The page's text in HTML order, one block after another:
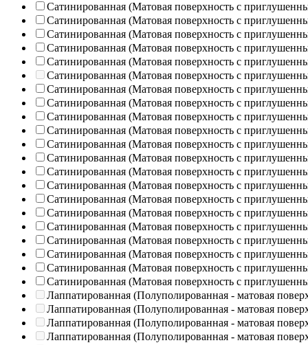
Сатинированная (Матовая поверхность с
Сатинированная (Матовая поверхность с
Сатинированная (Матовая поверхность с
Сатинированная (Матовая поверхность с
Сатинированная (Матовая поверхность с
Сатинированная (Матовая поверхность с
Сатинированная (Матовая поверхность с
Сатинированная (Матовая поверхность с
Сатинированная (Матовая поверхность с
Сатинированная (Матовая поверхность с
Сатинированная (Матовая поверхность с
Сатинированная (Матовая поверхность с
Сатинированная (Матовая поверхность с
Сатинированная (Матовая поверхность с
Сатинированная (Матовая поверхность с
Сатинированная (Матовая поверхность с
Сатинированная (Матовая поверхность с
Сатинированная (Матовая поверхность с
Сатинированная (Матовая поверхность с
Сатинированная (Матовая поверхность с
Сатинированная (Матовая поверхность с
Лаппатированная (Полуполированная - матовая
Лаппатированная (Полуполированная - матовая
Лаппатированная (Полуполированная - матовая
Лаппатированная (Полуполированная - матовая